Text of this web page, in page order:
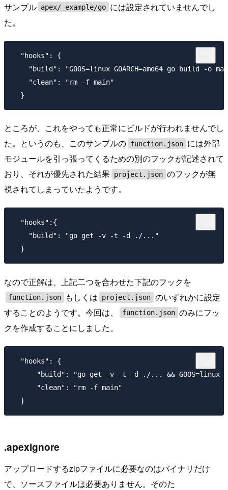
サンプル apex/_example/go には設定されていませんでし
た。
  "hooks": {
"build": "GOOS=linux GOARCH=amd64 go build -o
    "clean": "rm -f main"
ところが、これをやっても正常にビルドが行われませんでし
た。というのも、このサンプルの function.json には外部
モジュールを引っ張ってくるための別のフックが記述されて
おり、それが優先された結果 project.json のフックが無
視されてしまっていたようです。
  "hooks":{
    "build": "go get -v -t -d ./..."
なので正解は、上記二つを合わせた下記のフックを
function.json もしくは project.json のいずれかに設定
することのようです。今回は、
function.json のみにフッ
クを作成することにしました。
  "hooks": {
"build": "go get -v -t -d ./... && GOOS=linux
      "clean": "rm -f main"
.apexignore
アップロードするzipファイルに必要なのはバイナリだけ
で、ソースファイルは必要ありません。そのた